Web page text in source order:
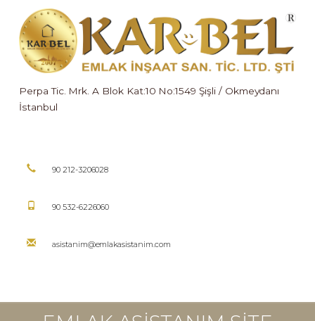
Perpa Tic. Mrk. A Blok Kat:10 No:1549 Şişli / Okmeydanı
İstanbul
90 212-3206028
90 532-6226060
asistanim@emlakasistanim.com